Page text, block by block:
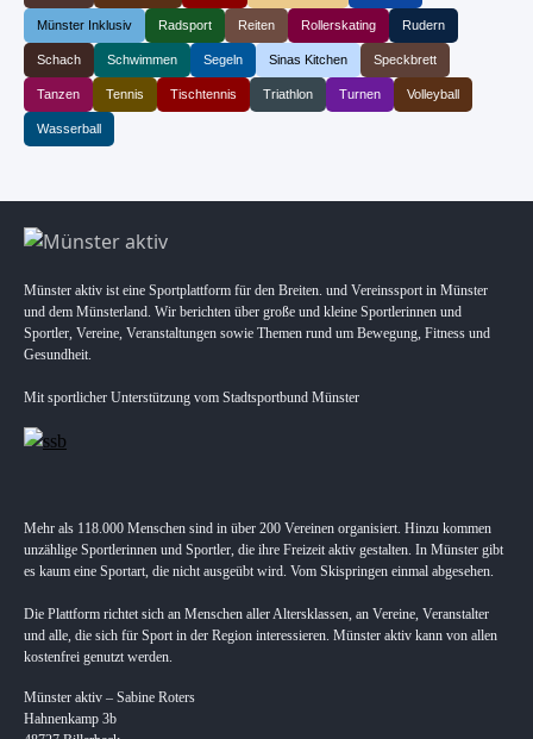
Münster Inklusiv Radsport Reiten Rollerskating Rudern
Schach Schwimmen Segeln Sinas Kitchen Speckbrett
Tanzen Tennis Tischtennis Triathlon Turnen Volleyball
Wasserball
Münster aktiv ist eine Sportplattform für den Breiten. und Vereinssport in Münster
und dem Münsterland. Wir berichten über große und kleine Sportlerinnen und
Sportler, Vereine, Veranstaltungen sowie Themen rund um Bewegung, Fitness und
Gesundheit.
Mit sportlicher Unterstützung vom Stadtsportbund Münster
Mehr als 118.000 Menschen sind in über 200 Vereinen organisiert. Hinzu kommen
unzählige Sportlerinnen und Sportler, die ihre Freizeit aktiv gestalten. In Münster gibt
es kaum eine Sportart, die nicht ausgeübt wird. Vom Skispringen einmal abgesehen.
Die Plattform richtet sich an Menschen aller Altersklassen, an Vereine, Veranstalter
und alle, die sich für Sport in der Region interessieren. Münster aktiv kann von allen
kostenfrei genutzt werden.
Münster aktiv – Sabine Roters
Hahnenkamp 3b